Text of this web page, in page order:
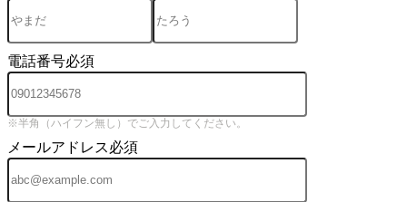
電話番号必須
※半角（ハイフン無し）でご入力してください。
メールアドレス必須